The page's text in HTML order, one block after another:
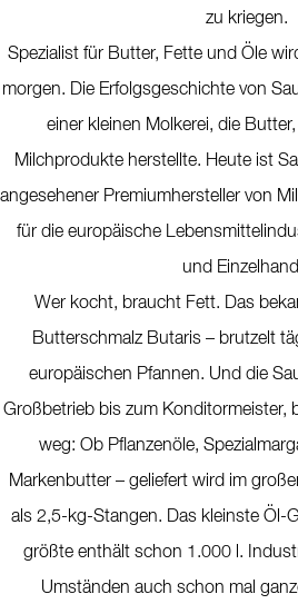
zu kriegen.
Spezialist für Butter, Fette und Öle
morgen. Die Erfolgsgeschichte von
einer kleinen Molkerei, die
Milchprodukte herstellte. Heute ist
angesehener Premiumhersteller von
für die europäische
und
Wer kocht, braucht Fett. Das
Butterschmalz Butaris – brutzelt
europäischen Pfannen. Und die
Großbetrieb bis zum Konditormeister,
weg: Ob Pflanzenöle,
Markenbutter – geliefert wird im
als 2,5-kg-Stangen. Das kleinste Öl-
größte enthält schon 1.000 l.
Umständen auch schon mal